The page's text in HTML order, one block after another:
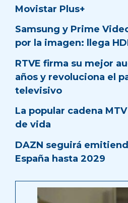
Movistar Plus+
Samsung y Prime
por la imagen: llega
RTVE firma su mejor
años y revoluciona el
televisivo
La popular cadena
de vida
DAZN seguirá
España hasta 2029